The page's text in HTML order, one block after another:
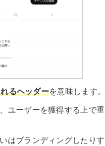
るヘッダーを意味します。
ユーザーを獲得する上で重
はブランディングしたりす